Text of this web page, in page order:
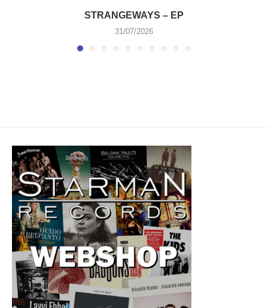
STRANGEWAYS – EP
31/07/2026